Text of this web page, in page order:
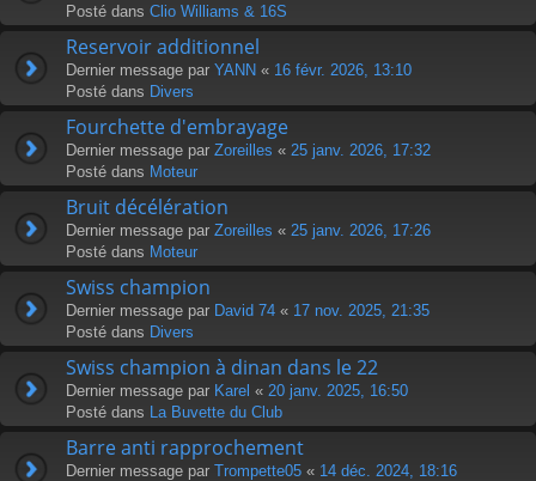
Posté dans Clio Williams & 16S
Reservoir additionnel
Dernier message par YANN « 16 févr. 2026, 13:10
Posté dans Divers
Fourchette d'embrayage
Dernier message par Zoreilles « 25 janv. 2026, 17:32
Posté dans Moteur
Bruit décélération
Dernier message par Zoreilles « 25 janv. 2026, 17:26
Posté dans Moteur
Swiss champion
Dernier message par David 74 « 17 nov. 2025, 21:35
Posté dans Divers
Swiss champion à dinan dans le 22
Dernier message par Karel « 20 janv. 2025, 16:50
Posté dans
La Buvette du Club
Barre anti rapprochement
Dernier message par Trompette05 « 14 déc. 2024, 18:16